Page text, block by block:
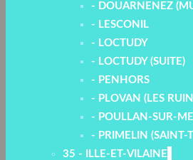
- DOUARNENEZ
- LESCONIL
- LOCTUDY
- LOCTUDY (SUITE)
- PENHORS
- PLOVAN (LES
- POULLAN-SUR-
- PRIMELIN (SAINT-
35 - ILLE-ET-VILAINE